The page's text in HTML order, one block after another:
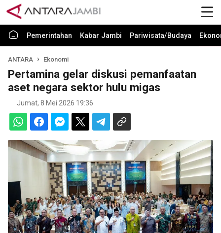
Pemerintahan Kabar Jambi Pariwisata/Budaya
ANTARA Ekonomi
Pertamina gelar diskusi pemanfaatan
aset negara sektor hulu migas
Jumat, 8 Mei 2026 19:36